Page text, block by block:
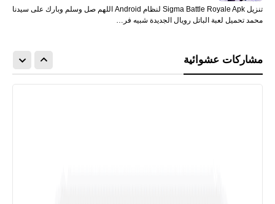
تنزيل Sigma Battle Royale Apk لنظام Android اللهم صل وسلم وبارك على سيدنا
محمد تحميل لعبة الباتل رويال الجديدة شبيه فر…
مشاركات عشوائية